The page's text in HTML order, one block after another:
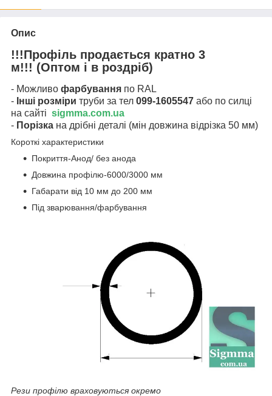
Опис
!!!Профіль продається кратно 3
м!!! (Оптом і в роздріб)
- Можливо фарбування по RAL
- Інші розміри труби за тел 099-1605547 або по силці
на сайті sigmma.com.ua
- Порізка на дрібні деталі (мін довжина відрізка 50 мм)
Короткі характеристики
Покриття-Анод/ без анода
Довжина профілю-6000/3000 мм
Габарати від 10 мм до 200 мм
Під зварювання/фарбування
Рези профілю враховуються окремо